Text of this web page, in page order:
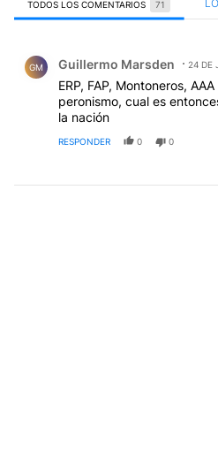
TODOS LOS COMENTARIOS 71
GM Guillermo Marsden 24 DE
ERP, FAP, Montoneros,
peronismo, cual es
la nación
RESPONDER 0 0